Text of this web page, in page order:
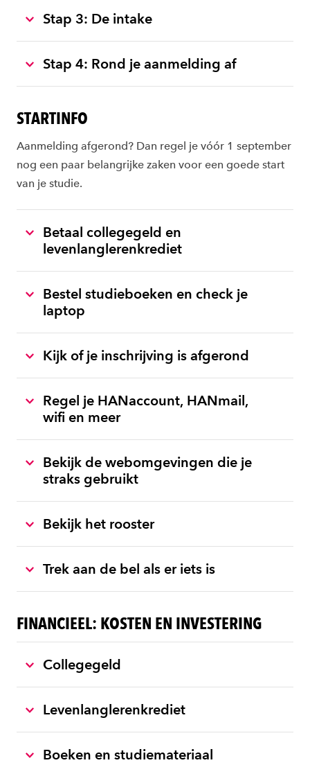
Stap 3: De intake
Stap 4: Rond je aanmelding af
STARTINFO
Aanmelding afgerond? Dan regel je vóór 1 september
nog een paar belangrijke zaken voor een goede start
van je studie.
Betaal collegegeld en
levenlanglerenkrediet
Bestel studieboeken en check je
laptop
Kijk of je inschrijving is afgerond
Regel je HANaccount, HANmail,
wifi en meer
Bekijk de webomgevingen die je
straks gebruikt
Bekijk het rooster
Trek aan de bel als er iets is
FINANCIEEL: KOSTEN EN INVESTERING
Collegegeld
Levenlanglerenkrediet
Boeken en studiemateriaal